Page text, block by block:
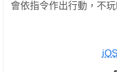
會依指令作出行動，不